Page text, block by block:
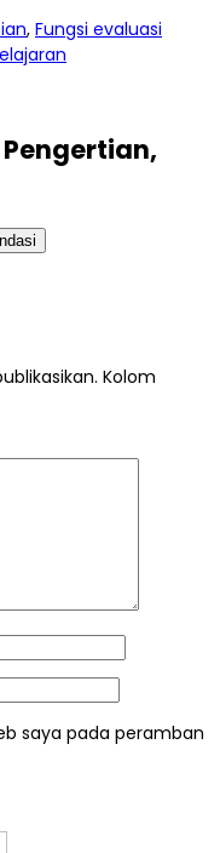
, Fungsi evaluasi
Kolom
saya pada peramban